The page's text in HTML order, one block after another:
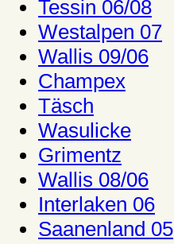
Tessin 06/08
Westalpen 07
Wallis 09/06
Champex
Täsch
Wasulicke
Grimentz
Wallis 08/06
Interlaken 06
Saanenland 05